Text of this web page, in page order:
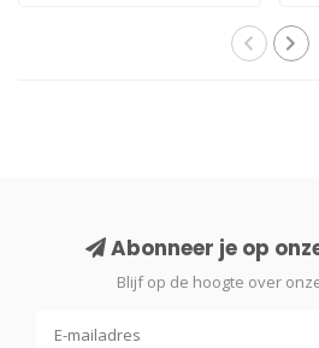
Abonneer je op
Blijf op de hoogte over